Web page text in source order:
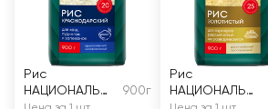
Рис
НАЦИОНАЛЬ
900г
Рис
НАЦИОНАЛЬ